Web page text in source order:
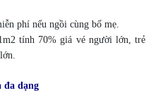
phí nếu ngồi cùng bố mẹ.
tính 70% giá vé người lớn, trẻ
đa dạng